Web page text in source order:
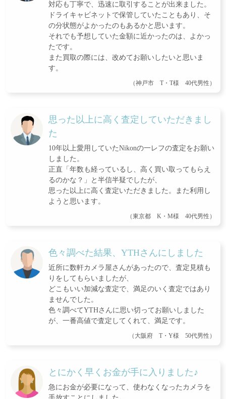
対応も丁寧で、迅速に取引することが出来ました。
ドライキャビネットで保管していたこともあり、そ
の分状態がよかったのもあるかと思います。
それでも予想していた金額に近かったのは、よかっ
たです。
また買取の際には、改めてお願いしたいと思いま
す。
（神戸市 T・T様 40代男性）
思った以上に高く査定していただきまし
た
10年以上愛用していたNikonの一レフの査定をお願い
しました。
正直「年数も経っているし、高く買い取ってもらえ
るのかな？」と半信半疑でしたが、
思った以上に高く査定いただきました。また利用し
ようと思います。
（東京都 K・M様 40代男性）
色々調べた結果、YTHさんにしました
近所に数軒カメラ屋さんがあったので、査定見積も
りをしてもらいましたが、
どこもいい加減な査定で、満足のいく査定ではあり
ませんでした。
色々調べてYTHさんに思い切ってお願いしました
が、一番高値で査定してくれて、満足です。
（大阪府 T・Y様 50代男性）
とにかく早くお金が手に入りました♪
急にお金が必要になって、使わなくなったカメラを